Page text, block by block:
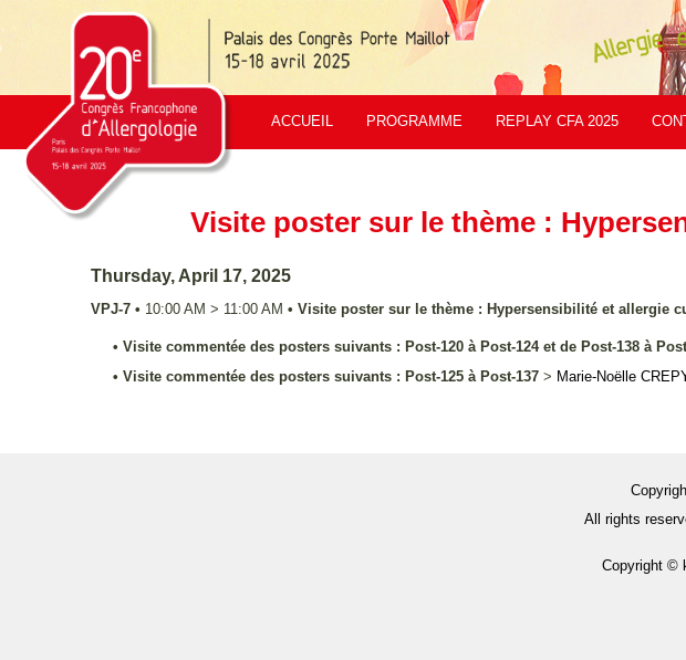
ACCUEIL PROGRAMME REPLAY CFA 2025
Visite poster sur le thème :
Thursday, April 17, 2025
VPJ-7 • 10:00 AM > 11:00 AM • Visite poster sur le thème : Hypersensibilité et allergie
• Visite commentée des posters suivants : Post-120 à Post-124 et de Post-138 à
• Visite commentée des posters suivants : Post-125 à Post-137 > Marie-Noëlle
All rights
Copyright ©